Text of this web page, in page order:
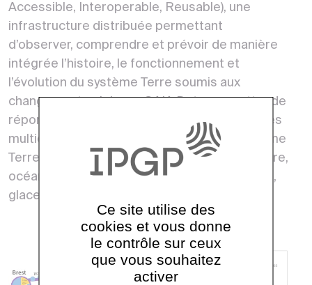
Accessible, Interoperable, Reusable), une
infrastructure distribuée permettant
d’observer, comprendre et prévoir de manière
intégrée l’histoire, le fonctionnement et
l’évolution du système Terre soumis aux
changements globaux. GAIA Data permettra de
répondre aux enjeux scientifiques d’approches
multidisciplinaires et multi-échelles du système
Terre, impliquant les composantes atmosphère,
océans, surfaces continentales, Terre interne,
glaces et biodiversité.
Ce site utilise des
cookies et vous donne
le contrôle sur ceux
que vous souhaitez
activer